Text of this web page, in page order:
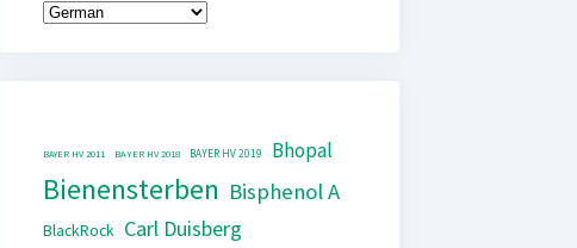
BAYER HV 2011 BAYER HV 2018 BAYER HV 2019 Bhopal
Bienensterben Bisphenol A
BlackRock Carl Duisberg